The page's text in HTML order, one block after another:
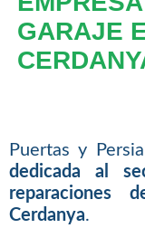
GARAJE
Puertas y
dedicada al
reparaciones
Cerdanya.